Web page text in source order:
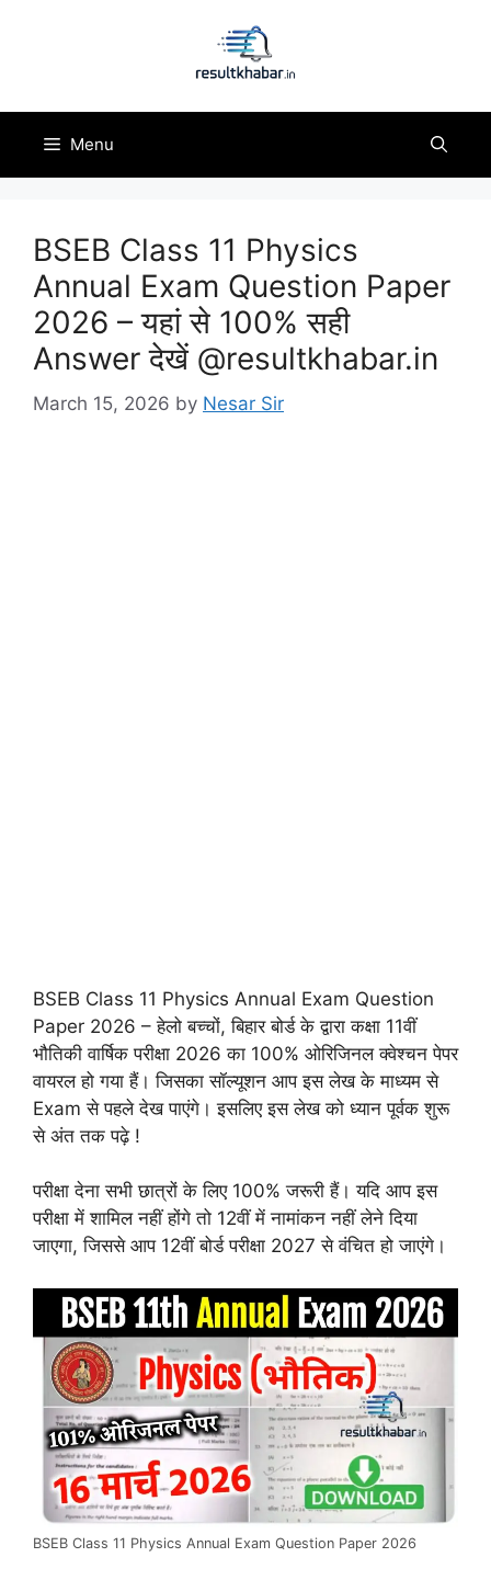
Menu
BSEB Class 11 Physics
Annual Exam Question Paper
2026 – यहां से 100% सही
Answer देखें @resultkhabar.in
March 15, 2026 by Nesar Sir
BSEB Class 11 Physics Annual Exam Question
Paper 2026 – हेलो बच्चों, बिहार बोर्ड के द्वारा कक्षा 11वीं
भौतिकी वार्षिक परीक्षा 2026 का 100% ओरिजिनल क्वेश्चन पेपर
वायरल हो गया हैं। जिसका सॉल्यूशन आप इस लेख के माध्यम से
Exam से पहले देख पाएंगे। इसलिए इस लेख को ध्यान पूर्वक शुरू
से अंत तक पढ़े !
परीक्षा देना सभी छात्रों के लिए 100% जरूरी हैं। यदि आप इस
परीक्षा में शामिल नहीं होंगे तो 12वीं में नामांकन नहीं लेने दिया
जाएगा, जिससे आप 12वीं बोर्ड परीक्षा 2027 से वंचित हो जाएंगे।
BSEB Class 11 Physics Annual Exam Question Paper 2026